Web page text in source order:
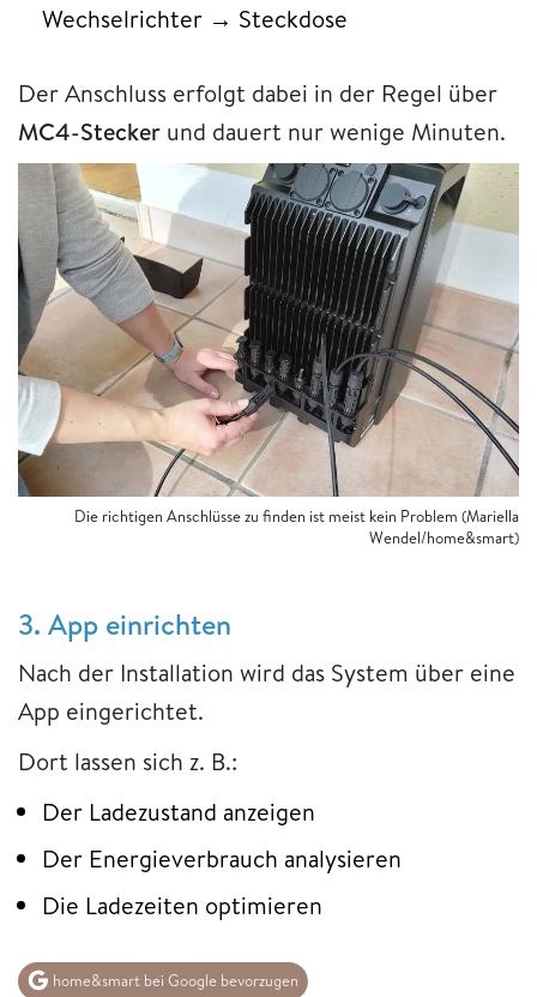
Wechselrichter → Steckdose
Der Anschluss erfolgt dabei in der Regel über
MC4-Stecker und dauert nur wenige Minuten.
Die richtigen Anschlüsse zu finden ist meist kein Problem (Mariella
Wendel/home&smart)
3. App einrichten
Nach der Installation wird das System über eine
App eingerichtet.
Dort lassen sich z. B.:
Der Ladezustand anzeigen
Der Energieverbrauch analysieren
Die Ladezeiten optimieren
home&smart bei Google bevorzugen